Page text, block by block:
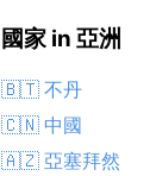
國家 in 亞洲
🇧🇹 不丹
🇨🇳 中國
🇦🇿 亞塞拜然